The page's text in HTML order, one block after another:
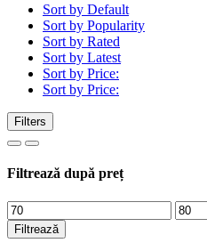
Sort by Default
Sort by Popularity
Sort by Rated
Sort by Latest
Sort by Price:
Sort by Price:
Filters
Filtrează după preț
Preț
minim
Preț
Filtrează